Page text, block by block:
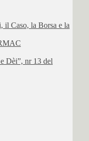
Caso, la Borsa e la
Dèi”, nr 13 del